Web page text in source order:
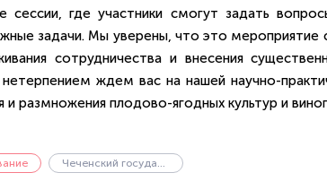
сессии, где участники смогут задать
задачи. Мы уверены, что это мероприятие
сотрудничества и внесения
ждем вас на нашей научно-
размножения плодово-ягодных культур и
Чеченский государственный университет имени А.А. Кадырова